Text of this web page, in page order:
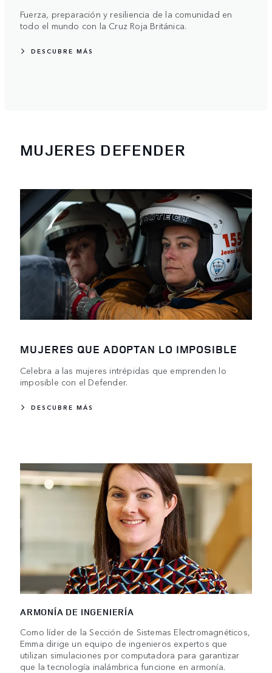
Fuerza, preparación y resiliencia de la comunidad en
todo el mundo con la Cruz Roja Británica.
DESCUBRE MÁS
MUJERES DEFENDER
MUJERES QUE ADOPTAN LO IMPOSIBLE
Celebra a las mujeres intrépidas que emprenden lo
imposible con el Defender.
DESCUBRE MÁS
ARMONÍA DE INGENIERÍA
Como líder de la Sección de Sistemas Electromagnéticos,
Emma dirige un equipo de ingenieros expertos que
utilizan simulaciones por computadora para garantizar
que la tecnología inalámbrica funcione en armonía.